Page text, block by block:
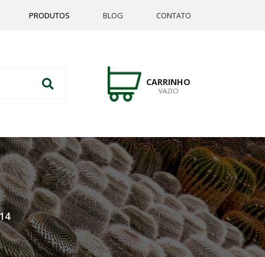
PRODUTOS BLOG CONTATO
CARRINHO
VAZIO